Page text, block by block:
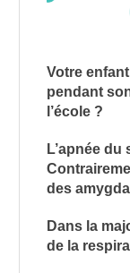
Votre
pendant
l’école ?
L’apnée
des
Dans la
de la